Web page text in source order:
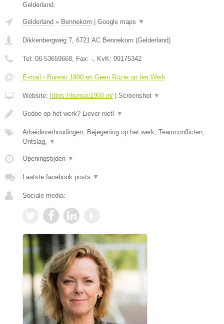
Gelderland.
Gelderland » Bennekom Google maps ▼
Dikkenbergweg 7 6721 AC Bennekom (Gelderland)
Tel: 06-53659668 , Fax: - , KvK: 09175342
E-mail › Bureau 1900 en Geen Ruzie op het Werk
Website: https://bureau1900.nl/ Screenshot ▼
Gedoe op het werk? Liever niet! ▼
Arbeidsverhoudingen, Bejegening op het werk, Teamconflicten,
Ontslag,
▼
Openingstijden ▼
Laatste facebook posts ▼
Sociale media: